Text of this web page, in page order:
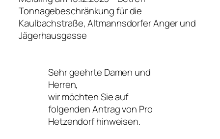
Tonnagebeschränkung für die
Kaulbachstraße, Altmannsdorfer Anger und
Jägerhausgasse
Sehr geehrte Damen und
Herren,
wir möchten Sie auf
folgenden Antrag von Pro
Hetzendorf hinweisen.